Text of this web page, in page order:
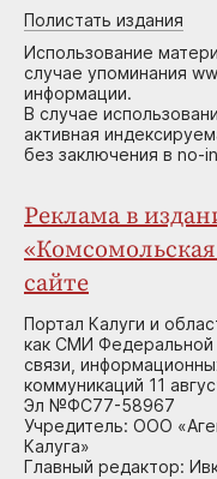
Полистать издания
Использование
случае упоминания
информации.
В случае
активная
без заключения в no-
Реклама в
сайте
Портал Калуги и
как СМИ Федеральной
связи,
коммуникаций 11
Эл №ФС77-58967
Учредитель: ООО
Калуга»
Главный редактор: